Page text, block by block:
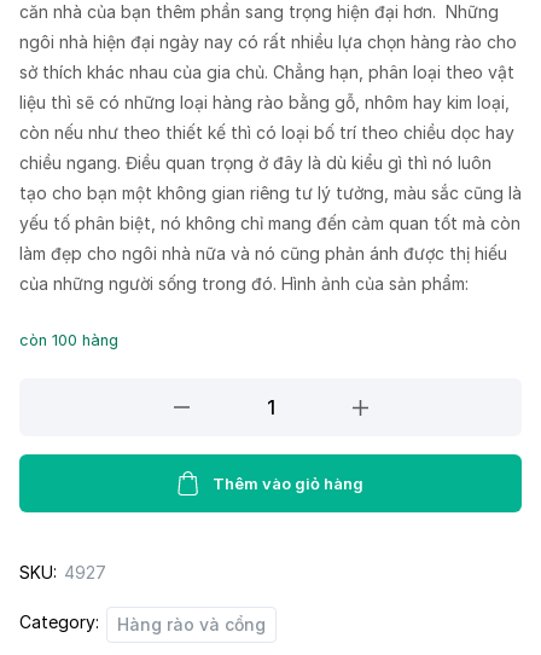
căn nhà của bạn thêm phần sang trọng hiện đại hơn. Những
ngôi nhà hiện đại ngày nay có rất nhiều lựa chọn hàng rào cho
sở thích khác nhau của gia chủ. Chẳng hạn, phân loại theo vật
liệu thì sẽ có những loại hàng rào bằng gỗ, nhôm hay kim loại,
còn nếu như theo thiết kế thì có loại bố trí theo chiều dọc hay
chiều ngang. Điều quan trọng ở đây là dù kiểu gì thì nó luôn
tạo cho bạn một không gian riêng tư lý tưởng, màu sắc cũng là
yếu tố phân biệt, nó không chỉ mang đến cảm quan tốt mà còn
làm đẹp cho ngôi nhà nữa và nó cũng phản ánh được thị hiếu
của những người sống trong đó. Hình ảnh của sản phẩm:
còn 100 hàng
cổng
quantity
Thêm vào giỏ hàng
SKU: 4927
Category: Hàng rào và cổng